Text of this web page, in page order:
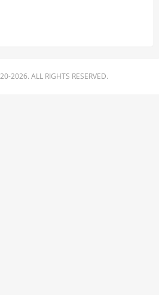
2026. ALL RIGHTS RESERVED.